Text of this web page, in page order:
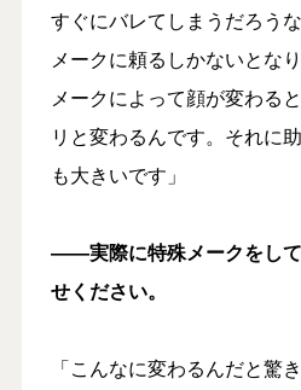
すぐにバレてしまうだろう
メークに頼るしかないとな
メークによって顔が変わる
リと変わるんです。それに
も大きいです」
――実際に特殊メークをし
せください。
「こんなに変わるんだと